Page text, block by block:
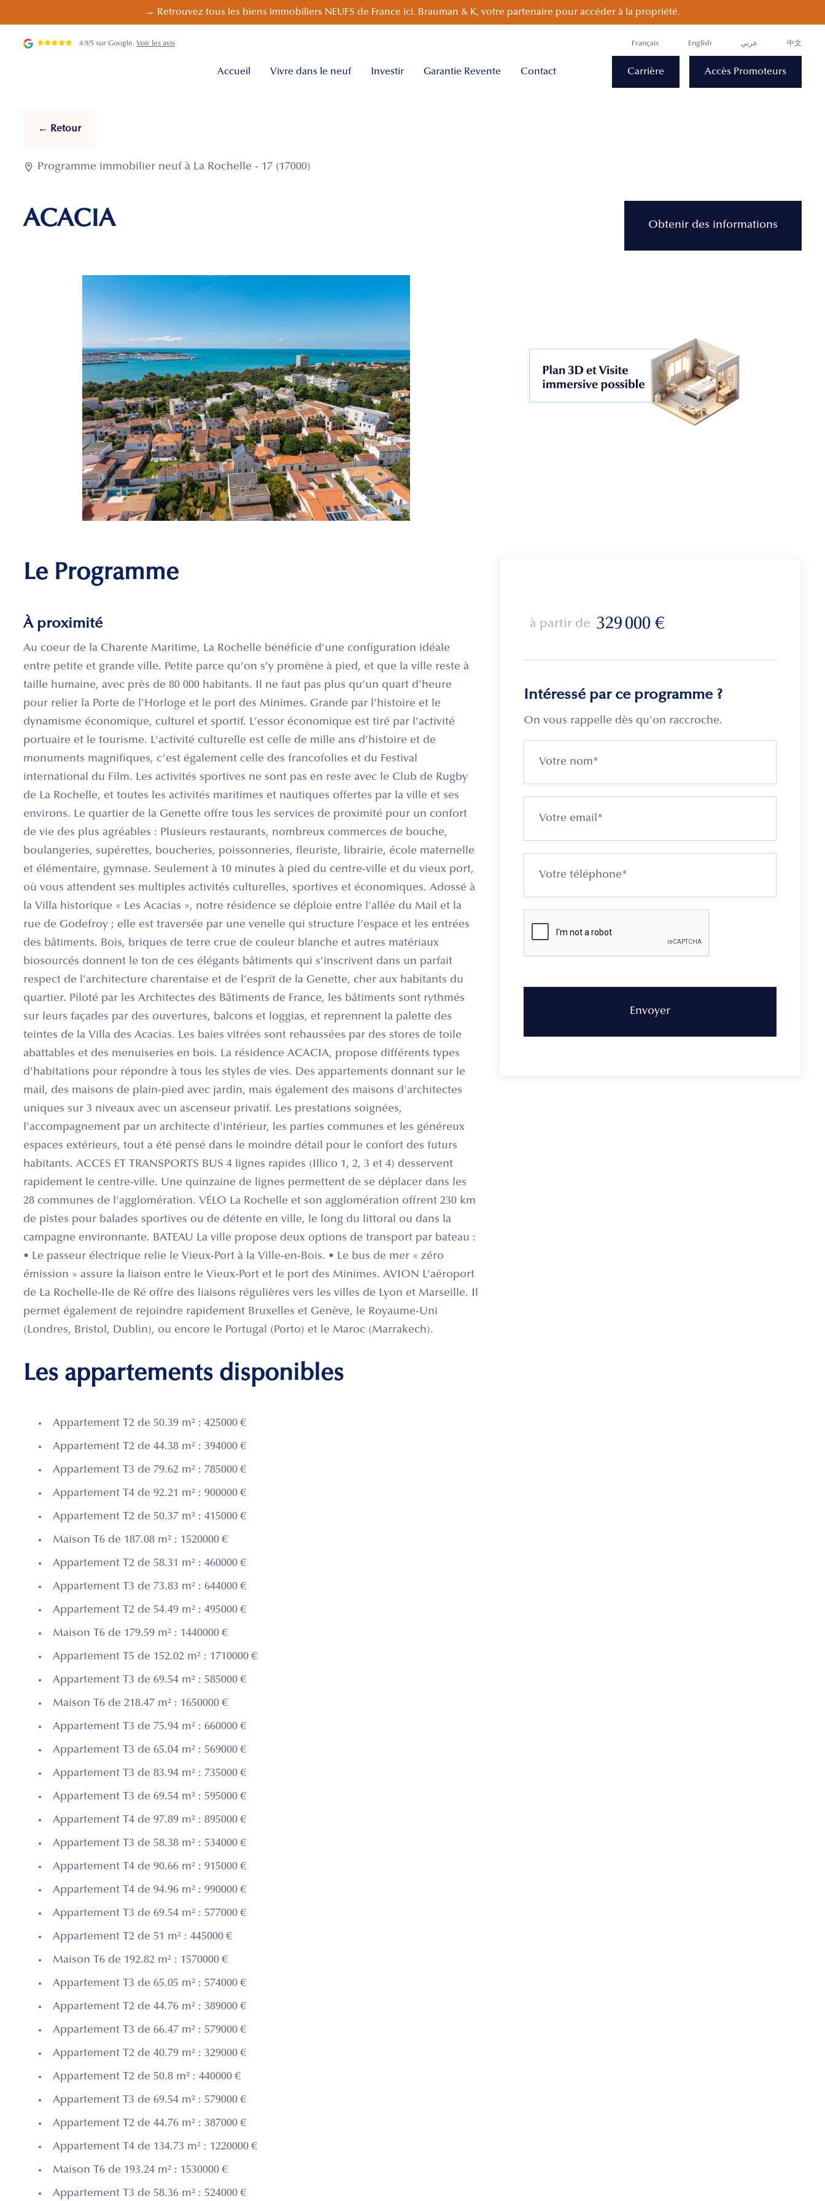
→ Retrouvez tous les biens immobiliers NEUFS de France ici. Brauman & K, votre partenaire pour accéder à la propriété.
4.9/5 sur Google. Voir les avis Français English عربي 中文
Accueil Vivre dans le neuf Investir Garantie Revente Contact Carrière Accès Promoteurs
← Retour
 Programme immobilier neuf à La Rochelle - 17 (17000)
ACACIA Obtenir des informations
Le Programme
À proximité
Au coeur de la Charente Maritime, La Rochelle bénéficie d’une configuration idéale
entre petite et grande ville. Petite parce qu’on s’y promène à pied, et que la ville reste à
taille humaine, avec près de 80 000 habitants. Il ne faut pas plus qu’un quart d’heure
pour relier la Porte de l’Horloge et le port des Minimes. Grande par l’histoire et le
dynamisme économique, culturel et sportif. L’essor économique est tiré par l’activité
portuaire et le tourisme. L’activité culturelle est celle de mille ans d’histoire et de
monuments magnifiques, c’est également celle des francofolies et du Festival
international du Film. Les activités sportives ne sont pas en reste avec le Club de Rugby
de La Rochelle, et toutes les activités maritimes et nautiques offertes par la ville et ses
environs. Le quartier de la Genette offre tous les services de proximité pour un confort
de vie des plus agréables : Plusieurs restaurants, nombreux commerces de bouche,
boulangeries, supérettes, boucheries, poissonneries, fleuriste, librairie, école maternelle
et élémentaire, gymnase. Seulement à 10 minutes à pied du centre-ville et du vieux port,
où vous attendent ses multiples activités culturelles, sportives et économiques. Adossé à
la Villa historique « Les Acacias », notre résidence se déploie entre l’allée du Mail et la
rue de Godefroy ; elle est traversée par une venelle qui structure l’espace et les entrées
des bâtiments. Bois, briques de terre crue de couleur blanche et autres matériaux
biosourcés donnent le ton de ces élégants bâtiments qui s’inscrivent dans un parfait
respect de l’architecture charentaise et de l’esprit de la Genette, cher aux habitants du
quartier. Piloté par les Architectes des Bâtiments de France, les bâtiments sont rythmés
sur leurs façades par des ouvertures, balcons et loggias, et reprennent la palette des
teintes de la Villa des Acacias. Les baies vitrées sont rehaussées par des stores de toile
abattables et des menuiseries en bois. La résidence ACACIA, propose différents types
d'habitations pour répondre à tous les styles de vies. Des appartements donnant sur le
mail, des maisons de plain-pied avec jardin, mais également des maisons d'architectes
uniques sur 3 niveaux avec un ascenseur privatif. Les prestations soignées,
l'accompagnement par un architecte d'intérieur, les parties communes et les généreux
espaces extérieurs, tout a été pensé dans le moindre détail pour le confort des futurs
habitants. ACCES ET TRANSPORTS BUS 4 lignes rapides (Illico 1, 2, 3 et 4) desservent
rapidement le centre-ville. Une quinzaine de lignes permettent de se déplacer dans les
28 communes de l’agglomération. VÉLO La Rochelle et son agglomération offrent 230 km
de pistes pour balades sportives ou de détente en ville, le long du littoral ou dans la
campagne environnante. BATEAU La ville propose deux options de transport par bateau :
• Le passeur électrique relie le Vieux-Port à la Ville-en-Bois. • Le bus de mer « zéro
émission » assure la liaison entre le Vieux-Port et le port des Minimes. AVION L’aéroport
de La Rochelle-Ile de Ré offre des liaisons régulières vers les villes de Lyon et Marseille. Il
permet également de rejoindre rapidement Bruxelles et Genève, le Royaume-Uni
(Londres, Bristol, Dublin), ou encore le Portugal (Porto) et le Maroc (Marrakech).
Les appartements disponibles
Appartement T2 de 50.39 m² : 425000 €
Appartement T2 de 44.38 m² : 394000 €
Appartement T3 de 79.62 m² : 785000 €
Appartement T4 de 92.21 m² : 900000 €
Appartement T2 de 50.37 m² : 415000 €
Maison T6 de 187.08 m² : 1520000 €
Appartement T2 de 58.31 m² : 460000 €
Appartement T3 de 73.83 m² : 644000 €
Appartement T2 de 54.49 m² : 495000 €
Maison T6 de 179.59 m² : 1440000 €
Appartement T5 de 152.02 m² : 1710000 €
Appartement T3 de 69.54 m² : 585000 €
Maison T6 de 218.47 m² : 1650000 €
Appartement T3 de 75.94 m² : 660000 €
Appartement T3 de 65.04 m² : 569000 €
Appartement T3 de 83.94 m² : 735000 €
Appartement T3 de 69.54 m² : 595000 €
Appartement T4 de 97.89 m² : 895000 €
Appartement T3 de 58.38 m² : 534000 €
Appartement T4 de 90.66 m² : 915000 €
Appartement T4 de 94.96 m² : 990000 €
Appartement T3 de 69.54 m² : 577000 €
Appartement T2 de 51 m² : 445000 €
Maison T6 de 192.82 m² : 1570000 €
Appartement T3 de 65.05 m² : 574000 €
Appartement T2 de 44.76 m² : 389000 €
Appartement T3 de 66.47 m² : 579000 €
Appartement T2 de 40.79 m² : 329000 €
Appartement T2 de 50.8 m² : 440000 €
Appartement T3 de 69.54 m² : 579000 €
Appartement T2 de 44.76 m² : 387000 €
Appartement T4 de 134.73 m² : 1220000 €
Maison T6 de 193.24 m² : 1530000 €
Appartement T3 de 58.36 m² : 524000 €
à partir de 329 000 €
Intéressé par ce programme ?
On vous rappelle dès qu'on raccroche.